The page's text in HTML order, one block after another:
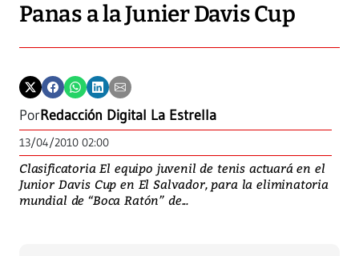
Panas a la Junier Davis Cup
PorRedacción Digital La Estrella
13/04/2010 02:00
Clasificatoria El equipo juvenil de tenis actuará en el
Junior Davis Cup en El Salvador, para la eliminatoria
mundial de “Boca Ratón” de...